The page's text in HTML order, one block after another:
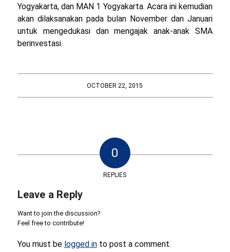
Yogyakarta, dan MAN 1 Yogyakarta. Acara ini kemudian
akan dilaksanakan pada bulan November dan Januari
untuk mengedukasi dan mengajak anak-anak SMA
berinvestasi.
OCTOBER 22, 2015
0
REPLIES
Leave a Reply
Want to join the discussion?
Feel free to contribute!
You must be logged into post a comment.